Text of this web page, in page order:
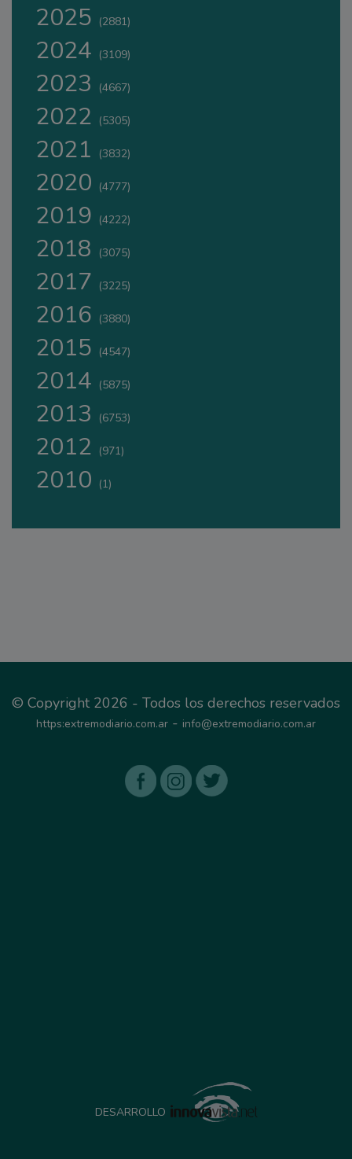
2025 (2881)
2024 (3109)
2023 (4667)
2022 (5305)
2021 (3832)
2020 (4777)
2019 (4222)
2018 (3075)
2017 (3225)
2016 (3880)
2015 (4547)
2014 (5875)
2013 (6753)
2012 (971)
2010 (1)
© Copyright 2026 - Todos los derechos reservados
https:extremodiario.com.ar - info@extremodiario.com.ar
DESARROLLO